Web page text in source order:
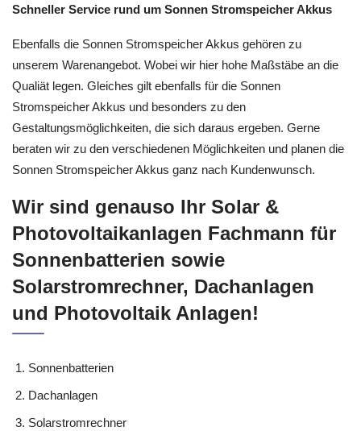
Schneller Service rund um Sonnen Stromspeicher Akkus
Ebenfalls die Sonnen Stromspeicher Akkus gehören zu
unserem Warenangebot. Wobei wir hier hohe Maßstäbe an die
Qualiät legen. Gleiches gilt ebenfalls für die Sonnen
Stromspeicher Akkus und besonders zu den
Gestaltungsmöglichkeiten, die sich daraus ergeben. Gerne
beraten wir zu den verschiedenen Möglichkeiten und planen die
Sonnen Stromspeicher Akkus ganz nach Kundenwunsch.
Wir sind genauso Ihr Solar &
Photovoltaikanlagen Fachmann für
Sonnenbatterien sowie
Solarstromrechner, Dachanlagen
und Photovoltaik Anlagen!
Sonnenbatterien
Dachanlagen
Solarstromrechner